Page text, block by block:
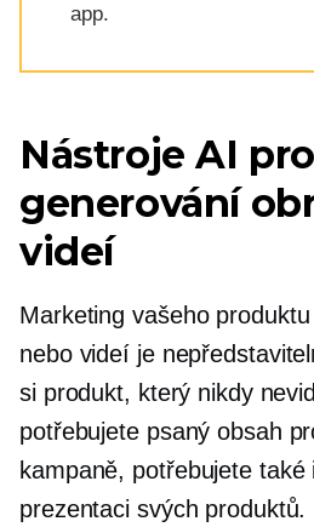
app.
Nástroje AI pro
generování
videí
Marketing vašeho
nebo videí je
si produkt, který nikdy
potřebujete psaný obsah
kampaně, potřebujete
prezentaci svých produktů.